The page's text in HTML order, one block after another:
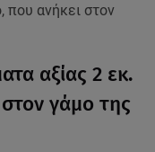
που ανήκει στον
αξίας 2 εκ.
γάμο της